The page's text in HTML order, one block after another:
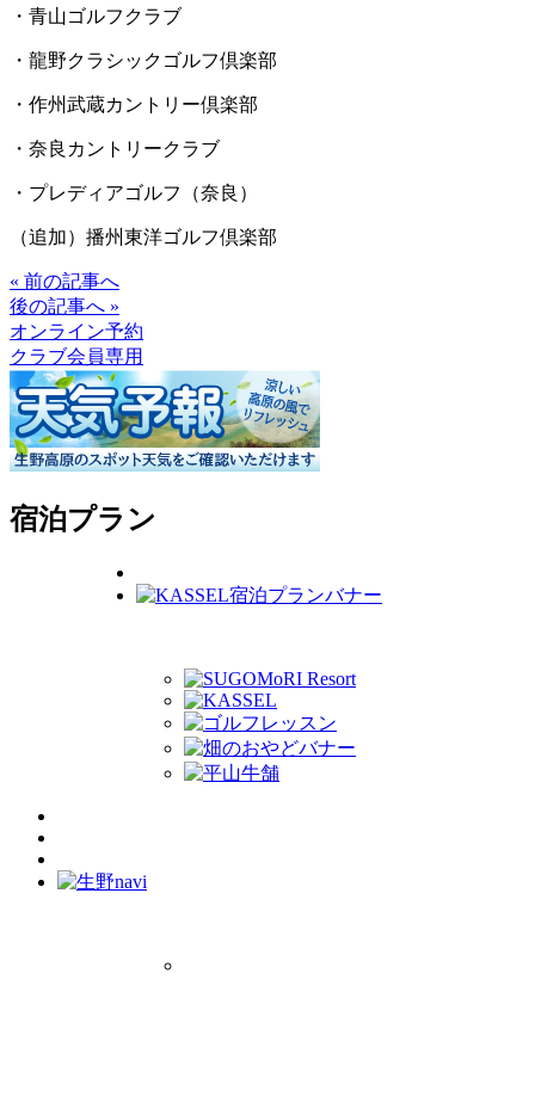
・青山ゴルフクラブ
・龍野クラシックゴルフ倶楽部
・作州武蔵カントリー倶楽部
・奈良カントリークラブ
・プレディアゴルフ（奈良）
（追加）播州東洋ゴルフ倶楽部
« 前の記事へ
後の記事へ »
オンライン予約
クラブ会員専用
宿泊プラン